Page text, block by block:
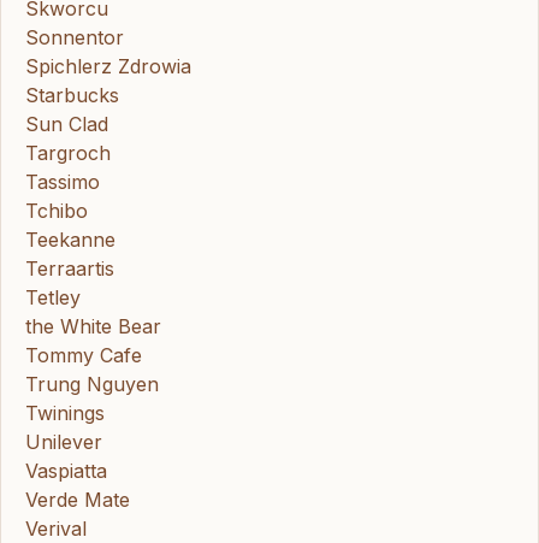
Skworcu
Sonnentor
Spichlerz Zdrowia
Starbucks
Sun Clad
Targroch
Tassimo
Tchibo
Teekanne
Terraartis
Tetley
the White Bear
Tommy Cafe
Trung Nguyen
Twinings
Unilever
Vaspiatta
Verde Mate
Verival